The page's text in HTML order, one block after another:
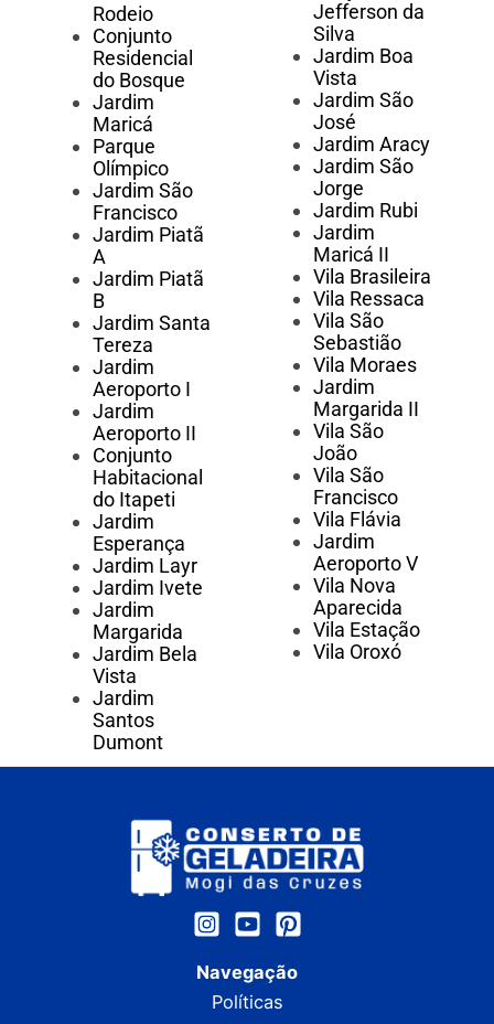
Rodeio
Conjunto
Residencial
do Bosque
Jardim
Maricá
Parque
Olímpico
Jardim São
Francisco
Jardim Piatã
A
Jardim Piatã
B
Jardim Santa
Tereza
Jardim
Aeroporto I
Jardim
Aeroporto II
Conjunto
Habitacional
do Itapeti
Jardim
Esperança
Jardim Layr
Jardim Ivete
Jardim
Margarida
Jardim Bela
Vista
Jardim
Santos
Dumont
Jefferson da
Silva
Jardim Boa
Vista
Jardim São
José
Jardim Aracy
Jardim São
Jorge
Jardim Rubi
Jardim
Maricá II
Vila Brasileira
Vila Ressaca
Vila São
Sebastião
Vila Moraes
Jardim
Margarida II
Vila São
João
Vila São
Francisco
Vila Flávia
Jardim
Aeroporto V
Vila Nova
Aparecida
Vila Estação
Vila Oroxó
Navegação
Políticas